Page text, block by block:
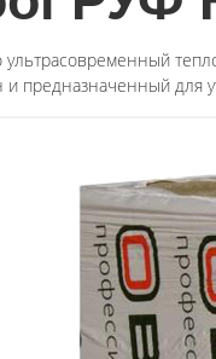
ультрасовременный
и предназначенный для